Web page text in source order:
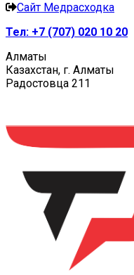
Сайт Медрасходка
Тел: +7 (707) 020 10 20
Алматы
Казахстан, г. Алматы
Радостовца 211